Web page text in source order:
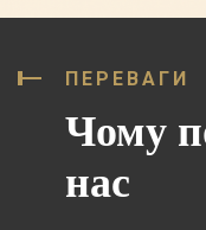
ПЕРЕВАГИ
Чому
нас